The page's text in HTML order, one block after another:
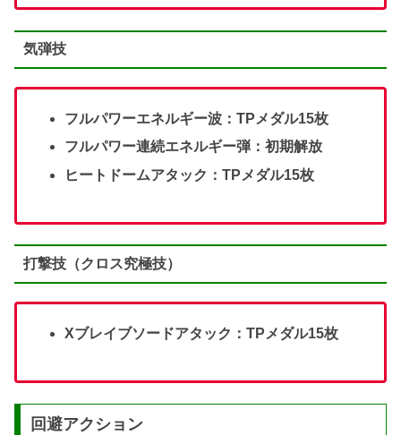
気弾技
フルパワーエネルギー波：TPメダル15枚
フルパワー連続エネルギー弾：初期解放
ヒートドームアタック：TPメダル15枚
打撃技（クロス究極技）
Xブレイブソードアタック：TPメダル15枚
回避アクション